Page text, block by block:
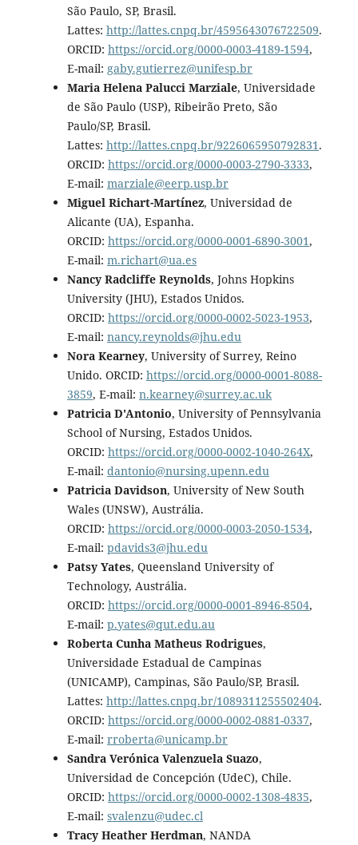
São Paulo, SP, Brasil.
Lattes: http://lattes.cnpq.br/4595643076722509.
ORCID: https://orcid.org/0000-0003-4189-1594,
E-mail: gaby.gutierrez@unifesp.br
Maria Helena Palucci Marziale, Universidade
de São Paulo (USP), Ribeirão Preto, São
Paulo/SP, Brasil.
Lattes: http://lattes.cnpq.br/9226065950792831.
ORCID: https://orcid.org/0000-0003-2790-3333,
E-mail: marziale@eerp.usp.br
Miguel Richart-Martínez, Universidad de
Alicante (UA), Espanha.
ORCID: https://orcid.org/0000-0001-6890-3001,
E-mail: m.richart@ua.es
Nancy Radcliffe Reynolds, Johns Hopkins
University (JHU), Estados Unidos.
ORCID: https://orcid.org/0000-0002-5023-1953,
E-mail: nancy.reynolds@jhu.edu
Nora Kearney, University of Surrey, Reino
Unido. ORCID: https://orcid.org/0000-0001-8088-
3859, E-mail: n.kearney@surrey.ac.uk
Patricia D'Antonio, University of Pennsylvania
School of Nursing, Estados Unidos.
ORCID: https://orcid.org/0000-0002-1040-264X,
E-mail: dantonio@nursing.upenn.edu
Patricia Davidson, University of New South
Wales (UNSW), Austrália.
ORCID: https://orcid.org/0000-0003-2050-1534,
E-mail: pdavids3@jhu.edu
Patsy Yates, Queensland University of
Technology, Austrália.
ORCID: https://orcid.org/0000-0001-8946-8504,
E-mail: p.yates@qut.edu.au
Roberta Cunha Matheus Rodrigues,
Universidade Estadual de Campinas
(UNICAMP), Campinas, São Paulo/SP, Brasil.
Lattes: http://lattes.cnpq.br/1089311255502404.
ORCID: https://orcid.org/0000-0002-0881-0337,
E-mail: rroberta@unicamp.br
Sandra Verónica Valenzuela Suazo,
Universidad de Concepción (UdeC), Chile.
ORCID: https://orcid.org/0000-0002-1308-4835,
E-mail: svalenzu@udec.cl
Tracy Heather Herdman, NANDA